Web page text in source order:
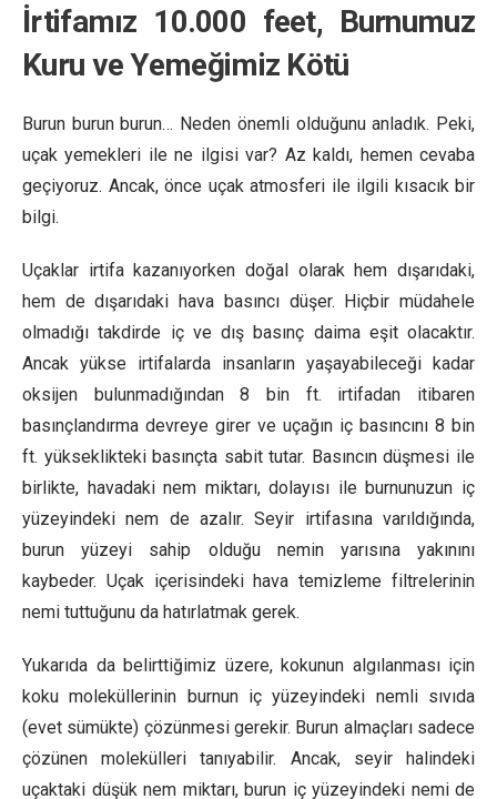
İrtifamız 10.000 feet, Burnumuz
Kuru ve Yemeğimiz Kötü
Burun burun burun… Neden önemli olduğunu anladık. Peki,
uçak yemekleri ile ne ilgisi var? Az kaldı, hemen cevaba
geçiyoruz. Ancak, önce uçak atmosferi ile ilgili kısacık bir
bilgi.
Uçaklar irtifa kazanıyorken doğal olarak hem dışarıdaki,
hem de dışarıdaki hava basıncı düşer. Hiçbir müdahele
olmadığı takdirde iç ve dış basınç daima eşit olacaktır.
Ancak yükse irtifalarda insanların yaşayabileceği kadar
oksijen bulunmadığından 8 bin ft. irtifadan itibaren
basınçlandırma devreye girer ve uçağın iç basıncını 8 bin
ft. yükseklikteki basınçta sabit tutar. Basıncın düşmesi ile
birlikte, havadaki nem miktarı, dolayısı ile burnunuzun iç
yüzeyindeki nem de azalır. Seyir irtifasına varıldığında,
burun yüzeyi sahip olduğu nemin yarısına yakınını
kaybeder. Uçak içerisindeki hava temizleme filtrelerinin
nemi tuttuğunu da hatırlatmak gerek.
Yukarıda da belirttiğimiz üzere, kokunun algılanması için
koku moleküllerinin burnun iç yüzeyindeki nemli sıvıda
(evet sümükte) çözünmesi gerekir. Burun almaçları sadece
çözünen molekülleri tanıyabilir. Ancak, seyir halindeki
uçaktaki düşük nem miktarı, burun iç yüzeyindeki nemi de